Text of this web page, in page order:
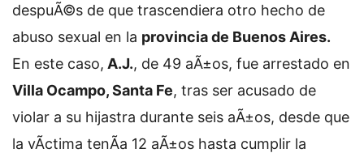
despuÃ©s de que trascendiera otro hecho de
abuso sexual en la provincia de Buenos Aires.
En este caso, A.J., de 49 aÃ±os, fue arrestado en
Villa Ocampo, Santa Fe, tras ser acusado de
violar a su hijastra durante seis aÃ±os, desde que
la vÃ­ctima tenÃ­a 12 aÃ±os hasta cumplir la